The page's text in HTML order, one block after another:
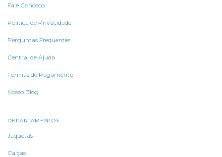
Fale Conosco
Política de Privacidade
Perguntas Frequentes
Central de Ajuda
Formas de Pagamento
Nosso Blog
DEPARTAMENTOS
Jaquetas
Calças